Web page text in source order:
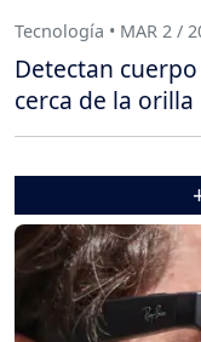
Tecnología • MAR 2 /
Detectan
cerca de la